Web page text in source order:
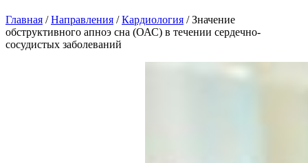
Главная /Направления /Кардиология /Значение
обструктивного апноэ сна (ОАС) в течении сердечно-
сосудистых заболеваний